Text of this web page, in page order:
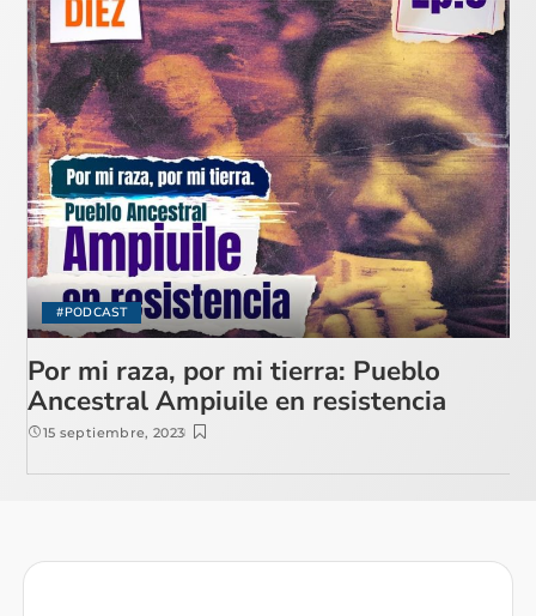
#PODCAST
Por mi raza, por mi tierra: Pueblo
Ancestral Ampiuile en resistencia
15 septiembre, 2023